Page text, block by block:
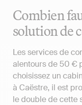
Combien
solution de
Les services de
alentours de 50 €
choisissez un
à Caëstre, il est
le double de cette